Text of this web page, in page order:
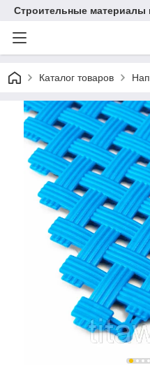
Строительные материалы
Каталог товаров